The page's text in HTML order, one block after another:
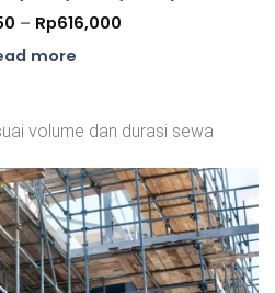
– Rp616,000
more
volume dan durasi sewa